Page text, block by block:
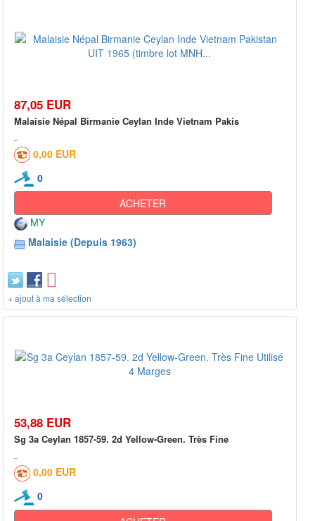
87,05 EUR
Malaisie Népal Birmanie Ceylan Inde Vietnam Pakis
0,00 EUR
0
ACHETER
MY
Malaisie (Depuis 1963)
+ ajout à ma sélection
53,88 EUR
Sg 3a Ceylan 1857-59. 2d Yellow-Green. Très Fine
0,00 EUR
0